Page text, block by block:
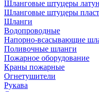
Шланговые штуцеры
Шланговые штуцеры
Шланги
Водопроводные
Напорно-всасывающие
Поливочные шланги
Пожарное оборудование
Краны пожарные
Огнетушители
Рукава